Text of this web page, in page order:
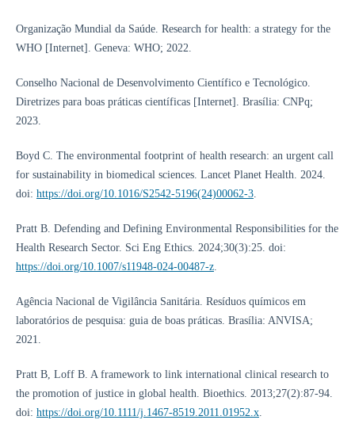
Organização Mundial da Saúde. Research for health: a strategy for the
WHO [Internet]. Geneva: WHO; 2022.
Conselho Nacional de Desenvolvimento Científico e Tecnológico.
Diretrizes para boas práticas científicas [Internet]. Brasília: CNPq;
2023.
Boyd C. The environmental footprint of health research: an urgent call
for sustainability in biomedical sciences. Lancet Planet Health. 2024.
doi: https://doi.org/10.1016/S2542-5196(24)00062-3.
Pratt B. Defending and Defining Environmental Responsibilities for the
Health Research Sector. Sci Eng Ethics. 2024;30(3):25. doi:
https://doi.org/10.1007/s11948-024-00487-z.
Agência Nacional de Vigilância Sanitária. Resíduos químicos em
laboratórios de pesquisa: guia de boas práticas. Brasília: ANVISA;
2021.
Pratt B, Loff B. A framework to link international clinical research to
the promotion of justice in global health. Bioethics. 2013;27(2):87-94.
doi: https://doi.org/10.1111/j.1467-8519.2011.01952.x.